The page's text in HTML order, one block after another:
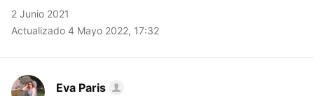
2 Junio 2021
Actualizado 4 Mayo 2022, 17:32
Eva Paris